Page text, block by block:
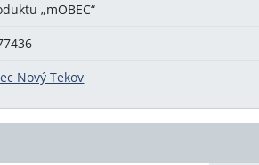
„mOBEC“
Nový Tekov